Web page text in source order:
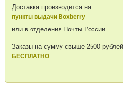
Доставка производится на
пункты выдачи Boxberry
или в отделения Почты России.
Заказы на сумму свыше 2500
БЕСПЛАТНО